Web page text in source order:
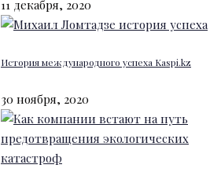
11 декабря, 2020
История международного успеха Kaspi.kz
30 ноября, 2020